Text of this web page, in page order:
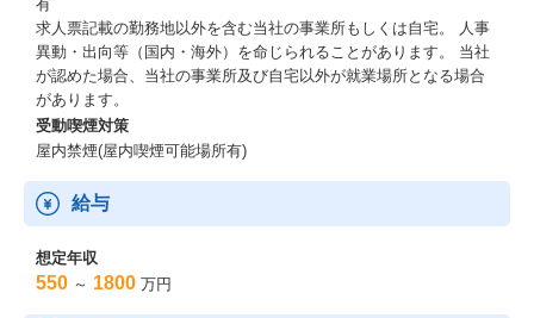
コンサルティング事業部 約300名(経験者採用実績 毎年約30名）事
業部の中で、経営管理コンサルティングに関するチームは、約50
名で構成。
20代～30代の社員も多く、企画から開発、運用まで、ひとりひと
りの社員が自身の強みを活かして活躍しています。
有
求人票記載の勤務地以外を含む当社の事業所もしくは自宅。 人事
異動・出向等（国内・海外）を命じられることがあります。 当社
が認めた場合、当社の事業所及び自宅以外が就業場所となる場合
があります。
受動喫煙対策
屋内禁煙(屋内喫煙可能場所有)
給与
想定年収
550 ～ 1800 万円